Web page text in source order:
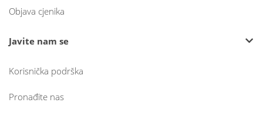
Objava cjenika
Javite nam se
Korisnička podrška
Pronađite nas